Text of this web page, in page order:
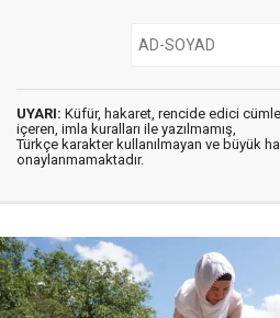
UYARI: Küfür, hakaret, rencide edici
içeren, imla kuralları ile yazılmamış,
Türkçe karakter kullanılmayan ve büyük
onaylanmamaktadır.